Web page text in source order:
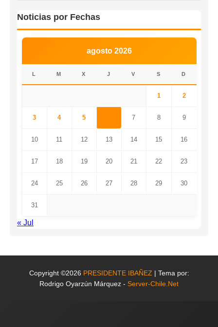
Noticias por Fechas
agosto 2026
L M X J V S D
1 2
3 4 5 7 8 9
10 11 12 13 14 15 16
17 18 19 20 21 22 23
24 25 26 27 28 29 30
31
« Jul
Copyright ©2026 PRESIDENTE IBAÑEZ | Tema por:
Rodrigo Oyarzún Márquez - Server-Chile.Net